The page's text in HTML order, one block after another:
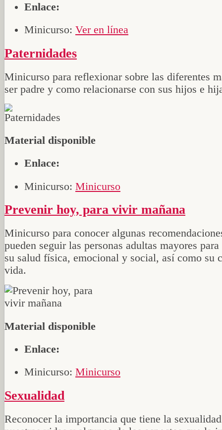
Enlace:
Minicurso: Ver en línea
Paternidades
Minicurso para reflexionar sobre las diferentes
ser padre y como relacionarse con sus hijos e
Material disponible
Enlace:
Minicurso: Minicurso
Prevenir hoy, para vivir mañana
Minicurso para conocer algunas
pueden seguir las personas adultas mayores
su salud física, emocional y social, así como su
vida.
Material disponible
Enlace:
Minicurso: Minicurso
Sexualidad
Reconocer la importancia que tiene la